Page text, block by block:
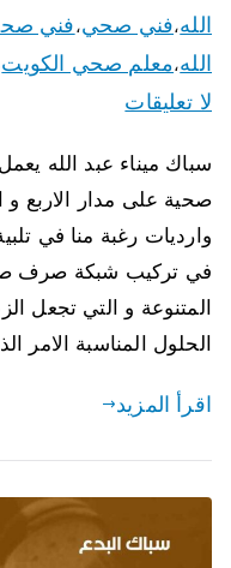
الله،فني صحي،فني
الله،معلم صحي الكويت
لا تعليقات
سباك ميناء عبد الله
صحية على مدار الاربع
وارديات رغبة منا في
في تركيب شبكة صرف
المتنوعة و التي تجعل
الحلول المناسبة الامر
اقرأ المزيد